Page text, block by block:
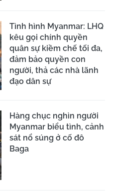
Tình hình Myanmar: LHQ
kêu gọi chính quyền
quân sự kiềm chế tối đa,
đảm bảo quyền con
người, thả các nhà lãnh
đạo dân sự
Hàng chục nghìn người
Myanmar biểu tình, cảnh
sát nổ súng ở cố đô
Baga